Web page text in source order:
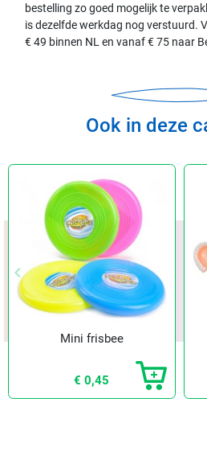
bestelling zo goed mogelijk te
is dezelfde werkdag nog verstuurd.
€ 49 binnen NL en vanaf € 75 naar
Ook in deze
Vorige
keyboard_arrow_left
Mini frisbee
€ 0,45